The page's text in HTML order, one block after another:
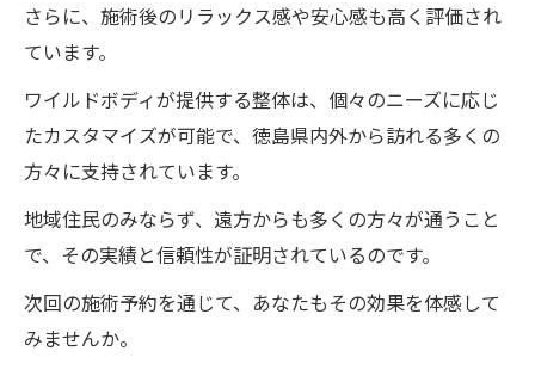
さらに、施術後のリラックス感や安心感も高く評価され
ています。
ワイルドボディが提供する整体は、個々のニーズに応じ
たカスタマイズが可能で、徳島県内外から訪れる多くの
方々に支持されています。
地域住民のみならず、遠方からも多くの方々が通うこと
で、その実績と信頼性が証明されているのです。
次回の施術予約を通じて、あなたもその効果を体感して
みませんか。